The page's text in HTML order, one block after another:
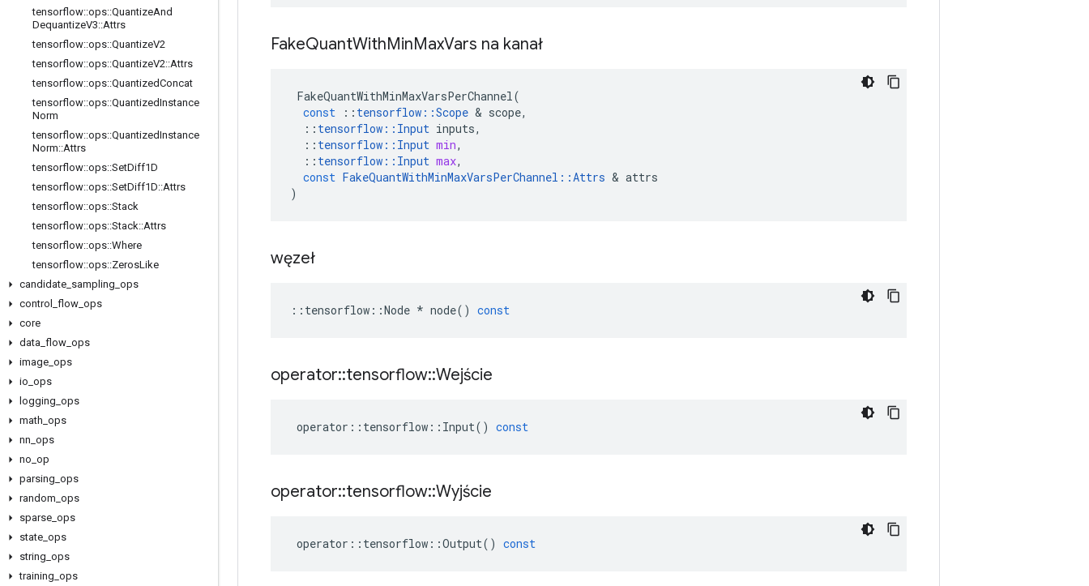
tensorflow::ops::QuantizeAnd
DequantizeV3::Attrs
tensorflow::ops::QuantizeV2
tensorflow::ops::QuantizeV2::Attrs
tensorflow::ops::QuantizedConcat
tensorflow::ops::QuantizedInstance
Norm
tensorflow::ops::QuantizedInstance
Norm::Attrs
tensorflow::ops::SetDiff1D
tensorflow::ops::SetDiff1D::Attrs
tensorflow::ops::Stack
tensorflow::ops::Stack::Attrs
tensorflow::ops::Where
tensorflow::ops::ZerosLike
candidate sampling ops
control
flow ops
core
data flow ops
image ops
io ops
logging ops
math ops
nn ops
no op
parsing ops
random ops
sparse ops
state ops
string ops
training ops
FakeQuantWithMinMaxVars na kanał
FakeQuantWithMinMaxVarsPerChannel(
const
:: tensorflow ::Scope & scope,
:: tensorflow :: Input inputs,
:: tensorflow :: Input min,
:: tensorflow :: Input max,
const FakeQuantWithMinMaxVarsPerChannel ::Attrs & attrs
)
węzeł
:: tensorflow ::Node * node() const
operator::tensorflow::Wejście
operator :: tensorflow :: Input() const
operator::tensorflow::Wyjście
operator :: tensorflow ::Output() const